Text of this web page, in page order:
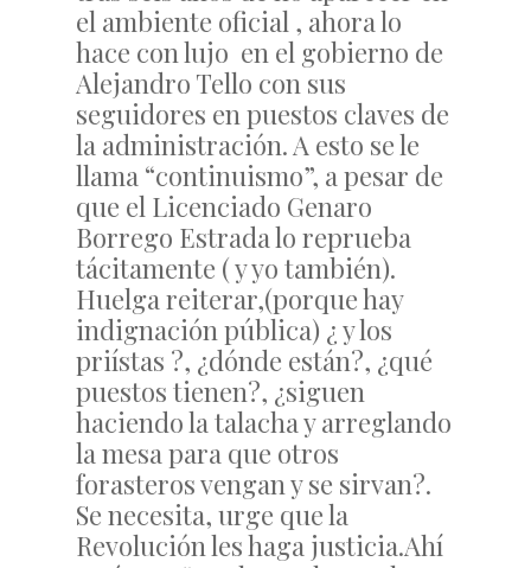
el ambiente oficial , ahora lo
hace con lujo en el gobierno de
Alejandro Tello con sus
seguidores en puestos claves de
la administración. A esto se le
llama “continuismo”, a pesar de
que el Licenciado Genaro
Borrego Estrada lo reprueba
tácitamente ( y yo también).
Huelga reiterar,(porque hay
indignación pública) ¿ y los
priístas ?, ¿dónde están?, ¿qué
puestos tienen?, ¿siguen
haciendo la talacha y arreglando
la mesa para que otros
forasteros vengan y se sirvan?.
Se necesita, urge que la
Revolución les haga justicia.Ahí